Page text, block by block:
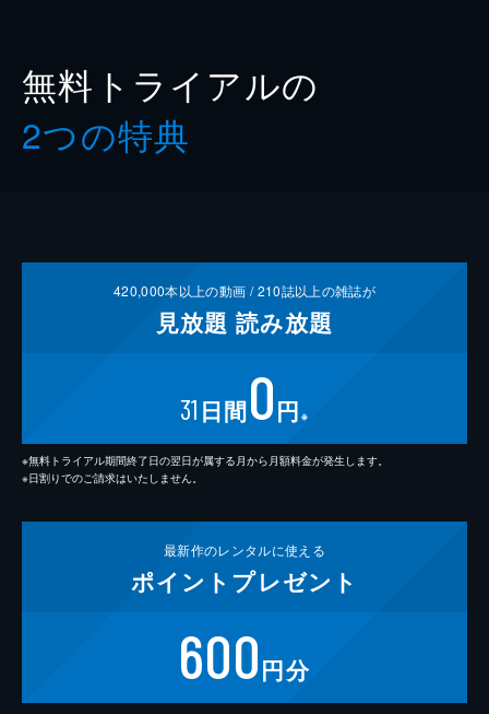
無料トライアルの
2つの特典
420,000本以上の動画 /210誌以上の雑誌が
見放題 読み放題
31 日間0円 ※
※無料トライアル期間終了日の翌日が属する月から月額料金が発生します。
※日割りでのご請求はいたしません。
最新作のレンタルに使える
ポイント プレゼント
600円分